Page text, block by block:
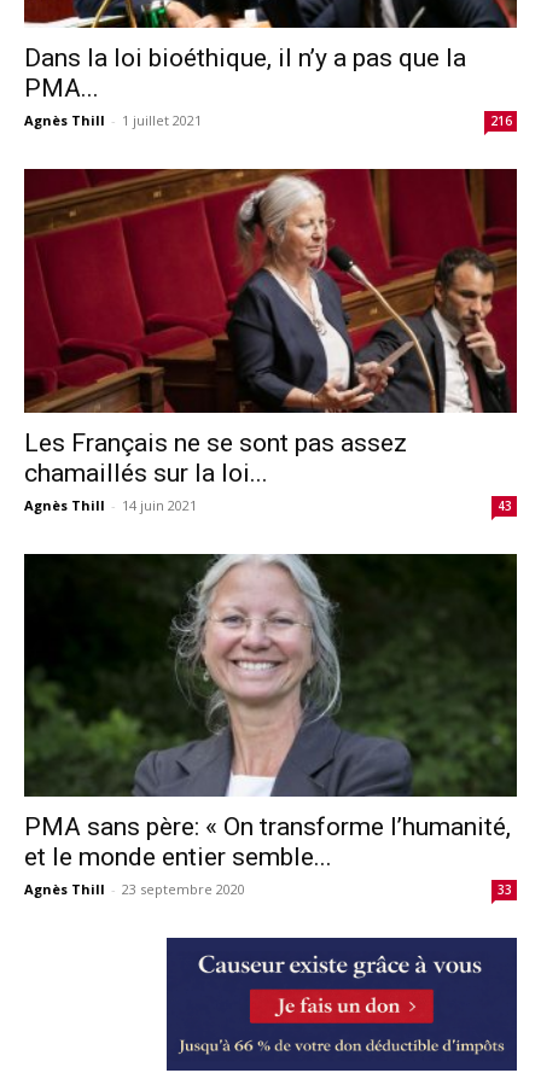
Dans la loi bioéthique, il n’y a pas que la
PMA...
Agnès Thill - 1 juillet 2021 216
Les Français ne se sont pas assez
chamaillés sur la loi...
Agnès Thill - 14 juin 2021 43
PMA sans père: « On transforme l’humanité,
et le monde entier semble...
Agnès Thill - 23 septembre 2020 33